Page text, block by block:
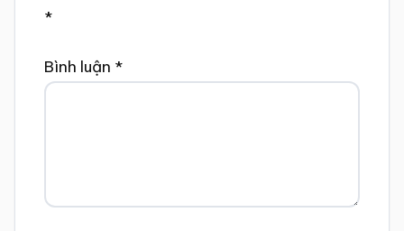
*
Bình luận *